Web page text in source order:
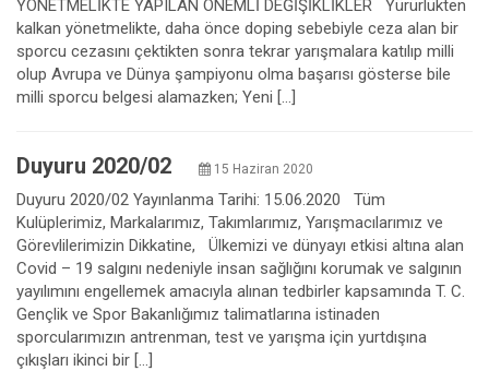
YÖNETMELİKTE YAPILAN ÖNEMLİ DEĞİŞİKLİKLER Yürürlükten
kalkan yönetmelikte, daha önce doping sebebiyle ceza alan bir
sporcu cezasını çektikten sonra tekrar yarışmalara katılıp milli
olup Avrupa ve Dünya şampiyonu olma başarısı gösterse bile
milli sporcu belgesi alamazken; Yeni […]
Duyuru 2020/02 15 Haziran 2020
Duyuru 2020/02 Yayınlanma Tarihi: 15.06.2020 Tüm
Kulüplerimiz, Markalarımız, Takımlarımız, Yarışmacılarımız ve
Görevlilerimizin Dikkatine, Ülkemizi ve dünyayı etkisi altına alan
Covid – 19 salgını nedeniyle insan sağlığını korumak ve salgının
yayılımını engellemek amacıyla alınan tedbirler kapsamında T. C.
Gençlik ve Spor Bakanlığımız talimatlarına istinaden
sporcularımızın antrenman, test ve yarışma için yurtdışına
çıkışları ikinci bir […]